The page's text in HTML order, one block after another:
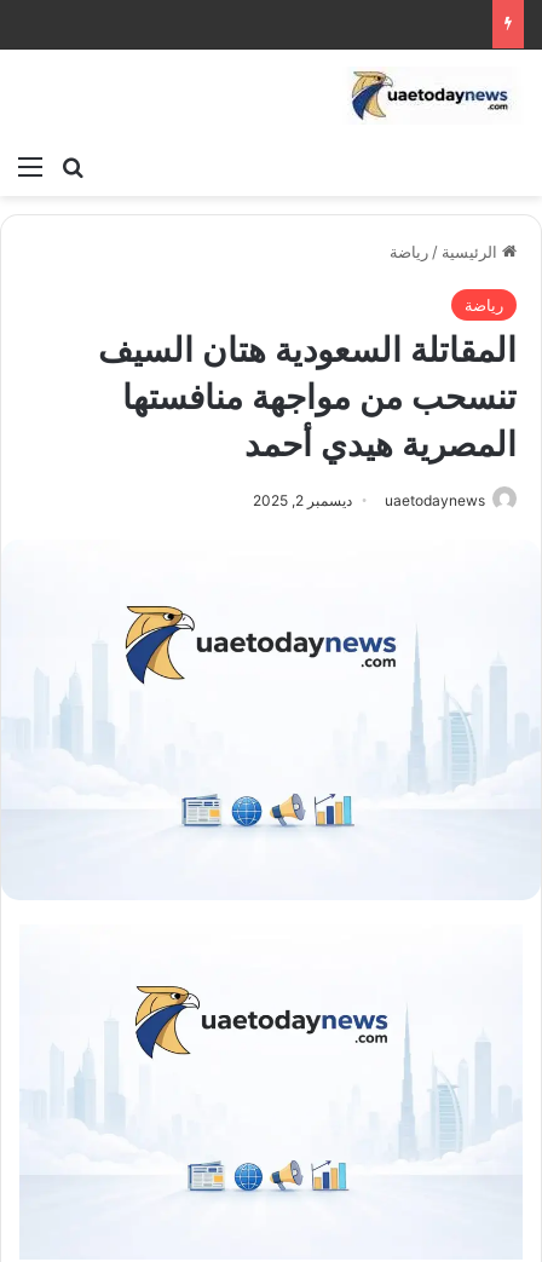
بحث
الرئيسية / رياضة
رياضة
المقاتلة السعودية هتان السيف
تنسحب من مواجهة منافستها
المصرية هيدي أحمد
uaetodaynews ديسمبر 2, 2025